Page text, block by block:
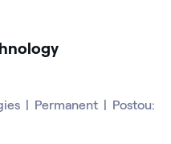
Permanent
Postou: